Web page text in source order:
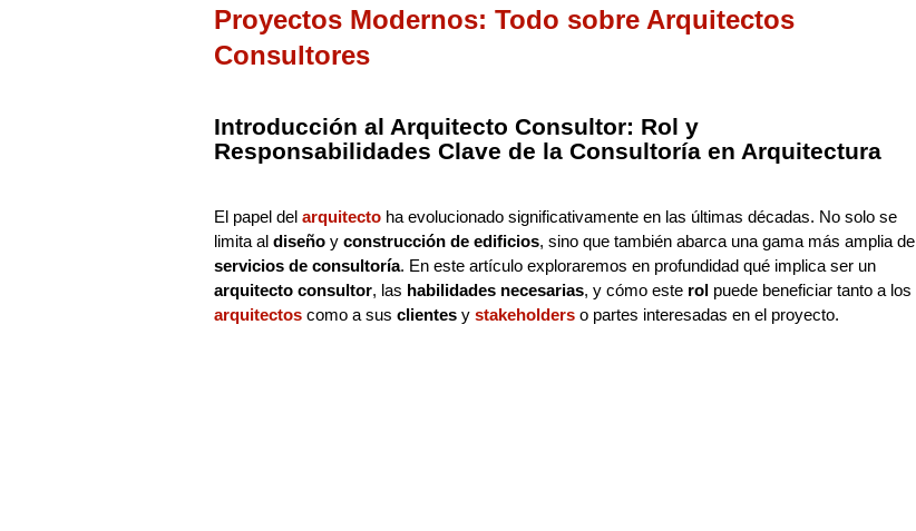
Proyectos Modernos: Todo sobre Arquitectos
Consultores
Introducción al Arquitecto Consultor: Rol y
Responsabilidades Clave de la Consultoría en Arquitectura
El papel del arquitecto ha evolucionado significativamente en las últimas décadas. No solo se
limita al diseño y construcción de edificios, sino que también abarca una gama más amplia de
servicios de consultoría. En este artículo exploraremos en profundidad qué implica ser un
arquitecto consultor, las habilidades necesarias, y cómo este rol puede beneficiar tanto a los
arquitectos como a sus clientes y stakeholders o partes interesadas en el proyecto.